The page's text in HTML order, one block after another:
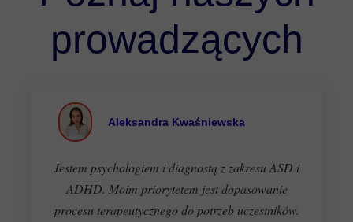
prowadzących
Aleksandra Kwaśniewska
Jestem psychologiem i diagnostą z zakresu ASD i
ADHD. Moim priorytetem jest dopasowanie
procesu terapeutycznego do potrzeb uczestników.